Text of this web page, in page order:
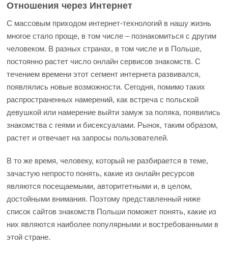
Отношения через Интернет
С массовым приходом интернет-технологий в нашу жизнь
многое стало проще, в том числе – познакомиться с другим
человеком. В разных странах, в том числе и в Польше,
постоянно растет число онлайн сервисов знакомств. С
течением времени этот сегмент интернета развивался,
появлялись новые возможности. Сегодня, помимо таких
распространенных намерений, как встреча с польской
девушкой или намерение выйти замуж за поляка, появились
знакомства с геями и бисексуалами. Рынок, таким образом,
растет и отвечает на запросы пользователей.
В то же время, человеку, который не разбирается в теме,
зачастую непросто понять, какие из онлайн ресурсов
являются посещаемыми, авторитетными и, в целом,
достойными внимания. Поэтому представленный ниже
список сайтов знакомств Польши поможет понять, какие из
них являются наиболее популярными и востребованными в
этой стране.